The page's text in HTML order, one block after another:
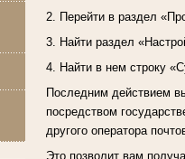
2. Перейти в раздел
3. Найти раздел
4. Найти в нем строку
Последним действием
посредством
другого оператора
Это позволит вам